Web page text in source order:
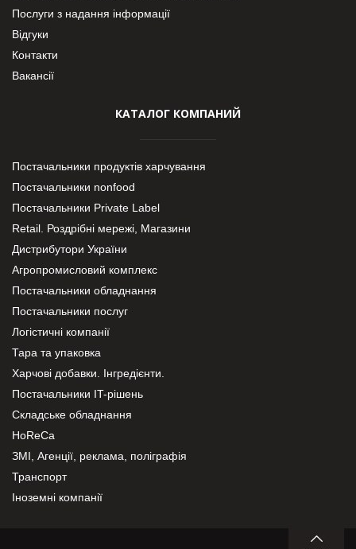
Послуги з надання інформації
Відгуки
Контакти
Вакансії
КАТАЛОГ КОМПАНИЙ
Постачальники продуктів харчування
Постачальники nonfood
Постачальники Private Label
Retail. Роздрібні мережі, Магазини
Дистрибутори України
Агропромисловий комплекс
Постачальники обладнання
Постачальники послуг
Логістичні компанії
Тара та упаковка
Харчові добавки. Інгредієнти.
Постачальники IT-рішень
Складське обладнання
HoReCa
ЗМІ, Агенції, реклама, поліграфія
Транспорт
Іноземні компанії